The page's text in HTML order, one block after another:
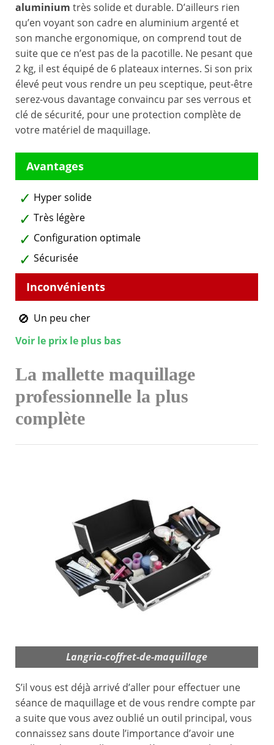
aluminium très solide et durable. D’ailleurs rien
qu’en voyant son cadre en aluminium argenté et
son manche ergonomique, on comprend tout de
suite que ce n’est pas de la pacotille. Ne pesant que
2 kg, il est équipé de 6 plateaux internes. Si son prix
élevé peut vous rendre un peu sceptique, peut-être
serez-vous davantage convaincu par ses verrous et
clé de sécurité, pour une protection complète de
votre matériel de maquillage.
Hyper solide
Très légère
Configuration optimale
Sécurisée
Un peu cher
Voir le prix le plus bas
La mallette maquillage
professionnelle la plus
complète
Langria-coffret-de-maquillage
S’il vous est déjà arrivé d’aller pour effectuer une
séance de maquillage et de vous rendre compte par
a suite que vous avez oublié un outil principal, vous
connaissez sans doute l’importance d’avoir une